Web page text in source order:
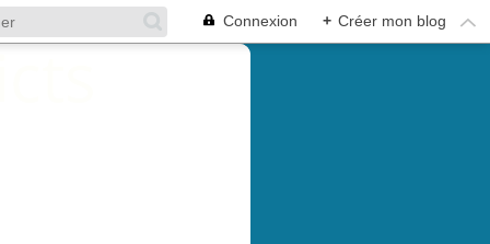
Connexion + Créer mon blog